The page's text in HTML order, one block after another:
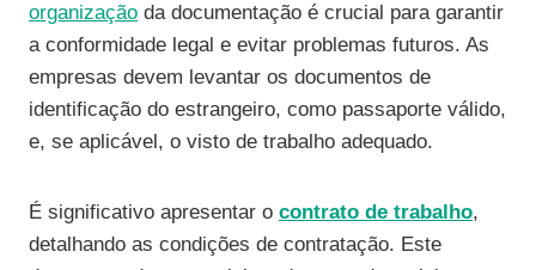
organização da documentação é crucial para garantir
a conformidade legal e evitar problemas futuros. As
empresas devem levantar os documentos de
identificação do estrangeiro, como passaporte válido,
e, se aplicável, o visto de trabalho adequado.
É significativo apresentar o contrato de trabalho,
detalhando as condições de contratação. Este